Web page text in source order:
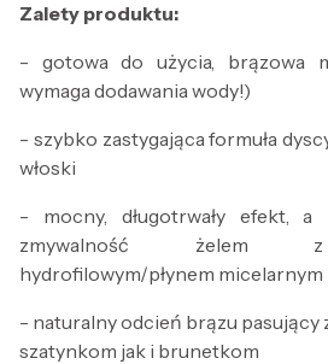
Zalety produktu:
- gotowa do użycia, brązowa
wymaga dodawania wody!)
- szybko zastygająca formuła
włoski
- mocny, długotrwały efekt, a
zmywalność żelem z
hydrofilowym/płynem micelarnym
- naturalny odcień brązu
szatynkom jak i brunetkom